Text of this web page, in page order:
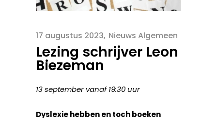
17 augustus 2023 Nieuws Algemeen
Lezing schrijver Leon
Biezeman
13 september vanaf 19:30 uur
Dyslexie hebben en toch boeken